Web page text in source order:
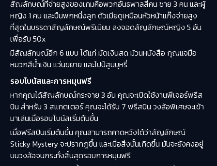
สัญลักษณ์ที่จ่ายสูงของเกมคือพวกอันธพาลสี่คน ชาย 3 คน และผู้
หญิง 1 คน และปืนพกหนึ่งลูก ตัวเมียดูเหมือนหัวหน้าแก๊งจ่ายสูง
ที่สุดในบรรดาสัญลักษณ์พรีเมียม ลงจอดสัญลักษณ์หญิง 5 อัน
เพื่อรับ 50x
มีสัญลักษณ์อีก 6 แบบ ได้แก่ มัดเงินสด ม้วนหนังสือ กุญแจมือ
หมวกสีน้ำเงิน แว่นขยาย และไปป์สูบบุหรี่
รอบโบนัสและการหมุนฟรี
หากคุณได้สัญลักษณ์กระจาย 3 อัน คุณจะเปิดใช้งานฟีเจอร์ฟรีส
ปิน สำหรับ 3 สแกตเตอร์ คุณจะได้รับ 7 ฟรีสปิน วงล้อพิเศษจะเข้า
มาเล่นเมื่อรอบโบนัสเริ่มต้นขึ้น
เมื่อฟรีสปินเริ่มต้นขึ้น คุณสามารถคาดหวังได้ว่าสัญลักษณ์
Sticky Mystery จะปรากฏขึ้น และเมื่อสิ่งนั้นเกิดขึ้น มันจะยังคงอยู่
บนวงล้อจนกระทั่งสิ้นสุดรอบการหมุนฟรี